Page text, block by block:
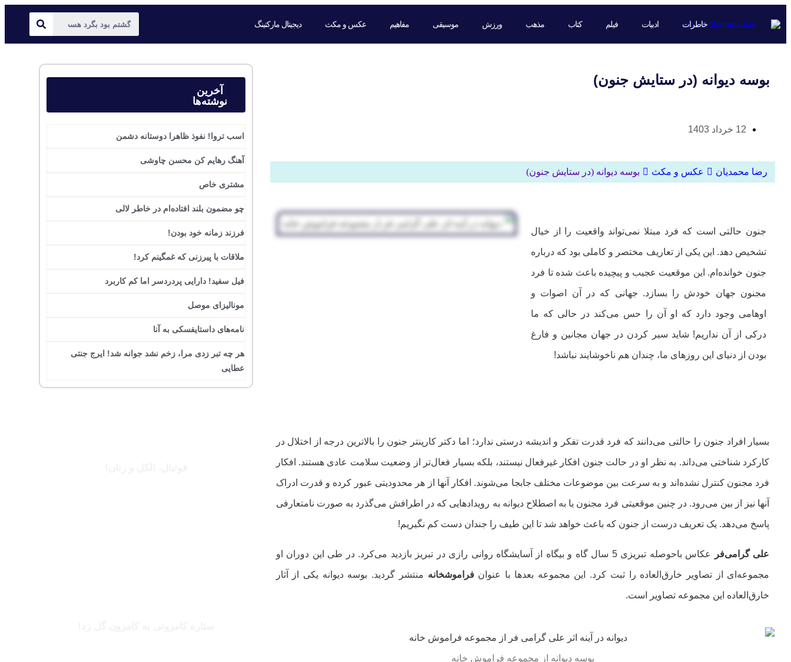
خاطرات ادبیات فیلم کتاب مذهب ورزش موسیقی مفاهیم عکس و مکث دیجیتال مارکتینگ
بوسه دیوانه (در ستایش جنون)
12 خرداد 1403
رضا محمدیان عکس و مکث بوسه دیوانه (در ستایش جنون)
جنون حالتی است که فرد مبتلا نمی‌تواند واقعیت را از خیال
تشخیص دهد. این یکی از تعاریف مختصر و کاملی بود که درباره
جنون خوانده‌ام. این موقعیت عجیب و پیچیده باعث شده تا فرد
مجنون جهان خودش را بسازد. جهانی که در آن اصوات و
اوهامی وجود دارد که او آن را حس می‌کند در حالی که ما
درکی از آن نداریم! شاید سیر کردن در جهان مجانین و فارغ
بودن از دنیای این روزهای ما، چندان هم ناخوشایند نباشد!
بسیار افراد جنون را حالتی می‌دانند که فرد قدرت تفکر و اندیشه درستی ندارد؛ اما دکتر کارپنتر جنون را بالاترین درجه از اختلال در
کارکرد شناختی می‌داند. به نظر او در حالت جنون افکار غیرفعال نیستند، بلکه بسیار فعال‌تر از وضعیت سلامت عادی هستند. افکار
فرد مجنون کنترل نشده‌اند و به سرعت بین موضوعات مختلف جابجا می‌شوند. افکار آنها از هر محدودیتی عبور کرده و قدرت ادراک
آنها نیز از بین می‌رود. در چنین موقعیتی فرد مجنون یا به اصطلاح دیوانه به رویدادهایی که در اطرافش می‌گذرد به صورت نامتعارفی
پاسخ می‌دهد. یک تعریف درست از جنون که باعث خواهد شد تا این طیف را جندان دست کم نگیریم!
علی گرامی‌فر عکاس باحوصله تبریزی 5 سال گاه و بیگاه از آسایشگاه روانی رازی در تبریز بازدید می‌کرد. در طی این دوران او
مجموعه‌ای از تصاویر خارق‌العاده را ثبت کرد. این مجموعه بعدها با عنوانفراموشخانه منتشر گردید. بوسه دیوانه یکی از آثار
خارق‌العاده این مجموعه تصاویر است.
بوسه دیوانه از مجموعه فراموش خانه
آخرین
نوشته‌ها
اسب تروا! نفوذ ظاهرا دوستانه دشمن
آهنگ رهایم کن محسن چاوشی
مشتری خاص
چو مضمون بلند افتاده‌ام در خاطر لالی
فرزند زمانه خود بودن!
ملاقات با پیرزنی که غمگینم کرد!
فیل سفید! دارایی پردردسر اما کم کاربرد
مونالیزای موصل
نامه‌های داستایفسکی به آنا
هر چه تبر زدی مرا، زخم نشد جوانه شد! ایرج جنتی
عطایی